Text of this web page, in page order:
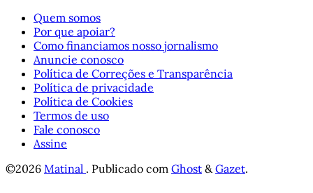
Quem somos
Por que apoiar?
Como financiamos nosso jornalismo
Anuncie conosco
Política de Correções e Transparência
Política de privacidade
Política de Cookies
Termos de uso
Fale conosco
Assine
©2026 Matinal . Publicado com Ghost &Gazet.